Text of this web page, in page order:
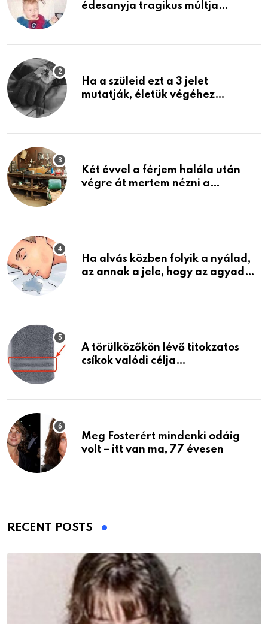
édesanyja tragikus múltja
Ha a szüleid ezt a 3 jelet
mutatják, életük végéhez
Két évvel a férjem halála után
végre át mertem nézni a
életemet
Ha alvás közben folyik a nyálad,
az annak a jele, hogy az agyad…
A törülközőkön lévő titokzatos
csíkok valódi célja…
Meg Fosterért mindenki odáig
volt – itt van ma, 77 évesen
RECENT POSTS